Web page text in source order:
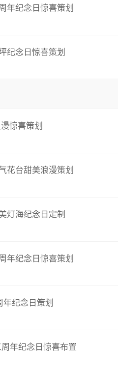
年纪念日惊喜策划
纪念日惊喜策划
漫惊喜策划
花台甜美浪漫策划
灯海纪念日定制
年纪念日惊喜策划
年纪念日策划
年纪念日惊喜布置